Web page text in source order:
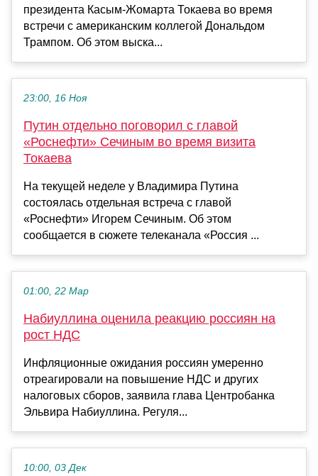
президента Касым-Жомарта Токаева во время
встречи с американским коллегой Дональдом
Трампом. Об этом выска...
23:00, 16 Ноя
Путин отдельно поговорил с главой
«Роснефти» Сечиным во время визита
Токаева
На текущей неделе у Владимира Путина
состоялась отдельная встреча с главой
«Роснефти» Игорем Сечиным. Об этом
сообщается в сюжете телеканала «Россия ...
01:00, 22 Мар
Набиуллина оценила реакцию россиян на
рост НДС
Инфляционные ожидания россиян умеренно
отреагировали на повышение НДС и других
налоговых сборов, заявила глава Центробанка
Эльвира Набиуллина. Регуля...
10:00, 03 Дек